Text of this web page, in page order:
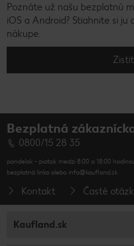
Poznáte už našu bezplatnú
iOS a Android? Stiahnite si
nákupe.
Bezplatná
0800/15 28 35
pondelok - piatok medzi 8:00 a 18:00
bezplatná linka alebo info@kaufland.sk
Kontakt Časté
Kaufland.sk